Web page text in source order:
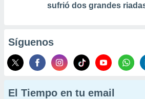
sufrió dos grandes
Síguenos
El Tiempo en tu email